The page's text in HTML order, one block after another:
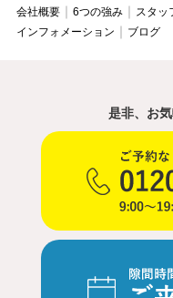
会社概要 6つの強み スタッ
インフォメーション
ブログ
是非、お